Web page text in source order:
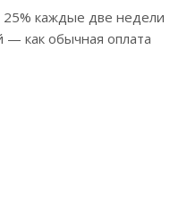
25% каждые две недели
— как обычная оплата